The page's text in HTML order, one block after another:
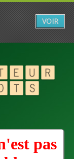
pas
VOIR